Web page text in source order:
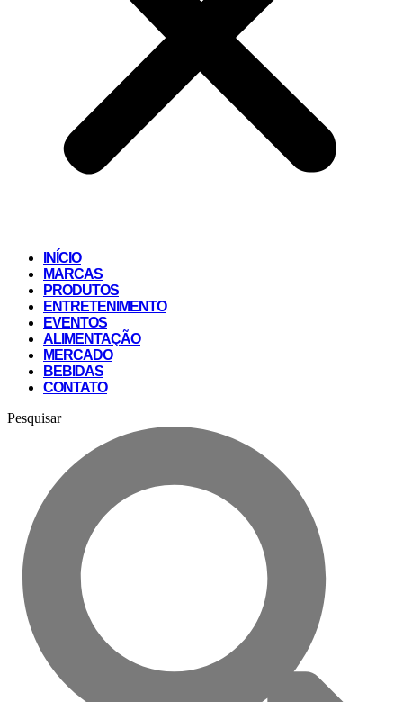
INÍCIO
MARCAS
PRODUTOS
ENTRETENIMENTO
EVENTOS
ALIMENTAÇÃO
MERCADO
BEBIDAS
CONTATO
Pesquisar